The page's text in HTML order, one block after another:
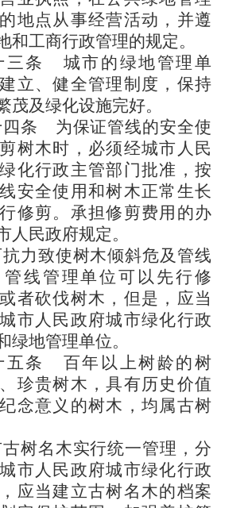
地点从事经营活动，并遵
和工商行政管理的规定。
三条
城市的绿地管理单
立、健全管理制度，保持
茂及绿化设施完好。
条 为保证管线的安全使
树木时，必须经城市人民
化行政主管部门批准，按
安全使用和树木正常生长
修剪。承担修剪费用的办
人民政府规定。
抗力致使树木倾斜危及管线
线管理单位可以先行修
者砍伐树木，但是，应当
市人民政府城市绿化行政
绿地管理单位。
五条
百年以上树龄的树
珍贵树木，具有历史价值
念意 义的树木，均属古树
树名木实行统一管理，分
市人民政府城市绿化行政
应当建立古树名木的档案